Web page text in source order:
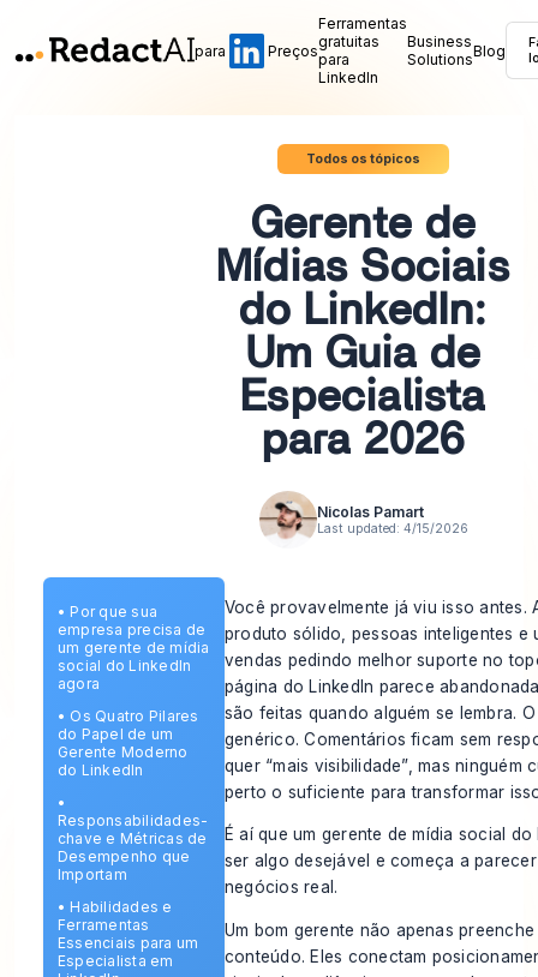
para Preços
Ferramentas
gratuitas
para
LinkedIn
Business
SolutionsBlog
Todos os tópicos
Gerente de
Mídias Sociais
do LinkedIn:
Um Guia de
Especialista
para 2026
Nicolas Pamart
Last updated: 4/15/2026
• Por que sua
empresa precisa de
um gerente de mídia
social do LinkedIn
agora
• Os Quatro Pilares
do Papel de um
Gerente Moderno
do LinkedIn
•
Responsabilidades-
chave e Métricas de
Desempenho que
Importam
• Habilidades e
Ferramentas
Essenciais para um
Especialista em
Você provavelmente já viu isso antes.
produto sólido, pessoas inteligentes e
vendas pedindo melhor suporte no
página do LinkedIn parece
são feitas quando alguém se lembra.
genérico. Comentários ficam sem
quer “mais visibilidade”, mas ninguém
perto o suficiente para transformar
É aí que um gerente de mídia social do
ser algo desejável e começa a
negócios real.
Um bom gerente não apenas
conteúdo. Eles conectam